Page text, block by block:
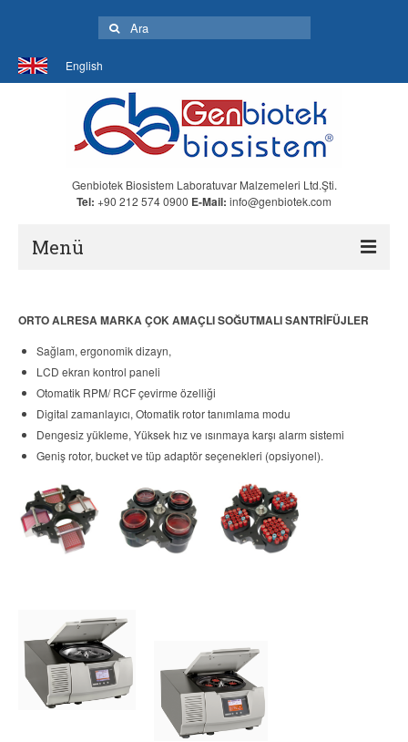
Şunu
ara:
English
Genbiotek Biosistem Laboratuvar Malzemeleri Ltd.Şti.
Tel: +90 212 574 0900 E-Mail: info@genbiotek.com
Menü
Ürünler
Temsilcilikler
Dökümanlar
Referanslar
Kampanyalar
İletişim
ORTO ALRESA MARKA ÇOK AMAÇLI SOĞUTMALI SANTRİFÜJLER
Sağlam, ergonomik dizayn,
LCD ekran kontrol paneli
Otomatik RPM/ RCF çevirme özelliği
Digital zamanlayıcı, Otomatik rotor tanımlama modu
Dengesiz yükleme, Yüksek hız ve ısınmaya karşı alarm sistemi
Geniş rotor, bucket ve tüp adaptör seçenekleri (opsiyonel).